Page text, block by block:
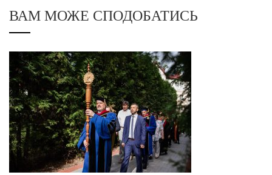
ВАМ МОЖЕ СПОДОБАТИСЬ